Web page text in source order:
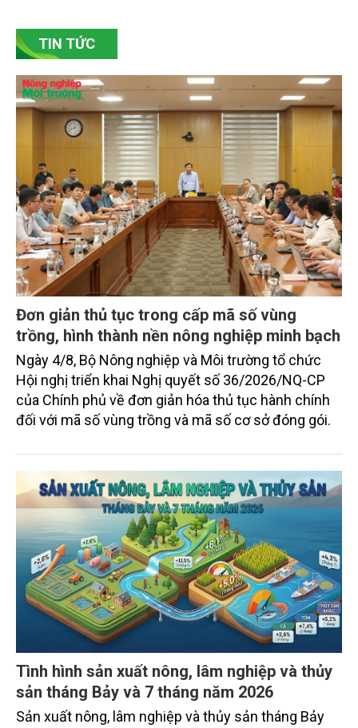
Bắc Ninh, nhiều nghệ nhân và cơ sở sản xuất đã
chủ động đổi mới tư duy, đầu tư công nghệ, xây
TIN TỨC
Đơn giản thủ tục trong cấp mã số vùng
trồng, hình thành nền nông nghiệp minh bạch
Ngày 4/8, Bộ Nông nghiệp và Môi trường tổ chức
Hội nghị triển khai Nghị quyết số 36/2026/NQ-CP
của Chính phủ về đơn giản hóa thủ tục hành chính
đối với mã số vùng trồng và mã số cơ sở đóng gói.
Tình hình sản xuất nông, lâm nghiệp và thủy
sản tháng Bảy và 7 tháng năm 2026
Sản xuất nông, lâm nghiệp và thủy sản tháng Bảy